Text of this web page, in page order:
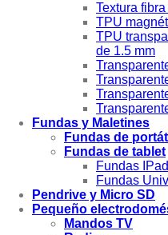
Textura
TPU
TPU
de 1.5 mm
Fundas y Maletines
Fundas de
Fundas de tablet
Fundas IPad
Fundas
Pendrive y Micro SD
Pequeño
Mandos TV